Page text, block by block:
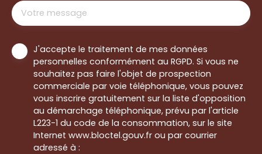
Votre message
J'accepte le traitement de mes données
personnelles conformément au RGPD. Si vous ne
souhaitez pas faire l'objet de prospection
commerciale par voie téléphonique, vous pouvez
vous inscrire gratuitement sur la liste d'opposition
au démarchage téléphonique, prévu par l'article
L223-1 du code de la consommation, sur le site
Internet www.bloctel.gouv.fr ou par courrier
adressé à :